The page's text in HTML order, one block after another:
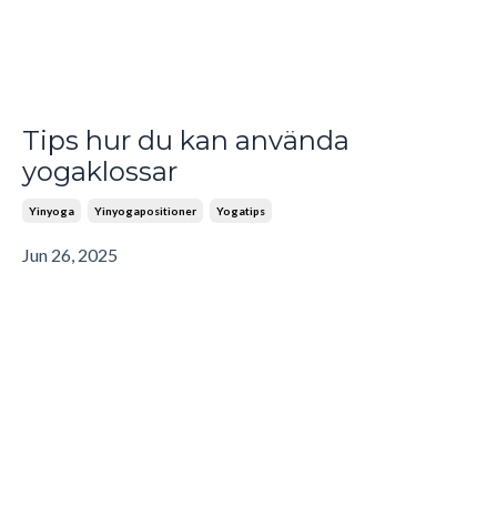
Tips hur du kan använda
yogaklossar
Yinyoga Yinyogapositioner Yogatips
Jun 26, 2025